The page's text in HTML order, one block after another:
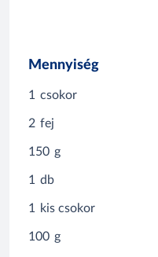
Mennyiség
1 csokor
2 fej
150 g
1 db
1 kis csokor
100 g